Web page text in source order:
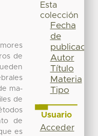
de
ma-
de
de
es
Esta
colección
Fecha
de
publicación
Autor
Título
Materia
Tipo
Usuario
Acceder